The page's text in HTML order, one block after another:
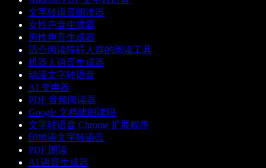
文字转语音朗读器
女性声音生成器
男性声音生成器
适合阅读障碍人群的阅读工具
机器人语音生成器
动漫文字转语音
AI 变声器
PDF 音频阅读器
Google 文档能朗读吗
文字转语音 Chrome 扩展程序
印地语文字转语音
PDF 朗读
AI 语音生成器